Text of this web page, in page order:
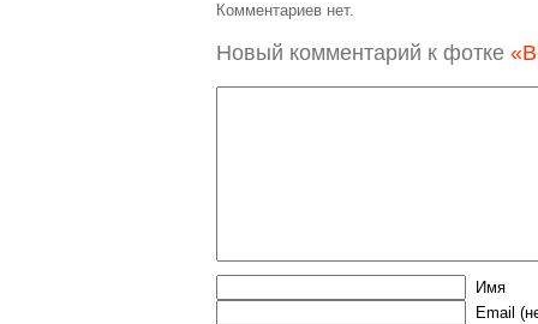
Комментариев нет.
Новый комментарий к фотке
Имя
Email